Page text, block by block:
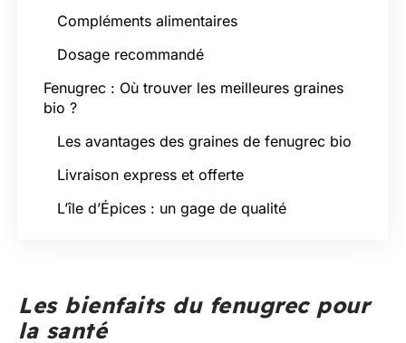
Compléments alimentaires
Dosage recommandé
Fenugrec : Où trouver les meilleures graines
bio ?
Les avantages des graines de fenugrec bio
Livraison express et offerte
L’île d’Épices : un gage de qualité
Les bienfaits du fenugrec pour
la santé